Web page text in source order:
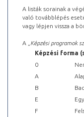
A listák sorainak a
való továbblépés
vagy lépjen vissza a
A „ Képzési programok
Képzési forma
0
A
B
E
F